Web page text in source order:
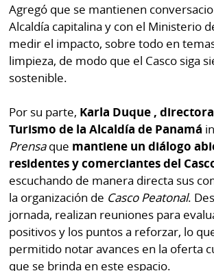
Agregó que se mantienen
Alcaldía capitalina y con el Ministerio
medir el impacto, sobre todo en
limpieza, de modo que el Casco siga
sostenible.
Por su parte, Karla Duque ,
Turismo de la Alcaldía de Panamá
Prensaque mantiene un diálogo
residentes y comerciantes del
escuchando de manera directa sus
la organización de Casco Peatonal.
jornada, realizan reuniones para
positivos y los puntos a reforzar, lo
permitido notar avances en la oferta
que se brinda en este espacio.